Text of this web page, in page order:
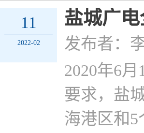
11
2022-02
盐城广
发布者：
2020年6
要求，盐
海港区和5